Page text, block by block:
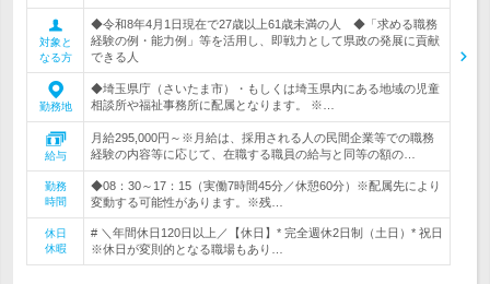
対象と
なる方
◆令和8年4月1日現在で27歳以上61歳未満の人 ◆「求める職務
経験の例・能力例」等を活用し、即戦力として県政の発展に貢献
できる人
勤務地
◆埼玉県庁（さいたま市）・もしくは埼玉県内にある地域の児童
相談所や福祉事務所に配属となります。 ※…
給与
月給295,000円～※月給は、採用される人の民間企業等での職務
経験の内容等に応じて、在職する職員の給与と同等の額の…
勤務
時間
◆08：30～17：15（実働7時間45分／休憩60分）※配属先により
変動する可能性があります。※残…
休日
休暇
# ＼年間休日120日以上／【休日】* 完全週休2日制（土日）* 祝日
※休日が変則的となる職場もあり…